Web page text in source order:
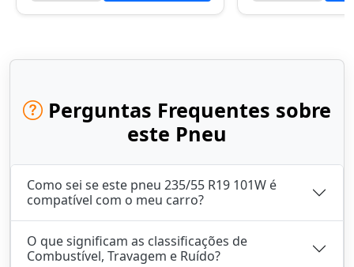
Perguntas Frequentes sobre
este Pneu
Como sei se este pneu 235/55 R19 101W é
compatível com o meu carro?
O que significam as classificações de
Combustível, Travagem e Ruído?